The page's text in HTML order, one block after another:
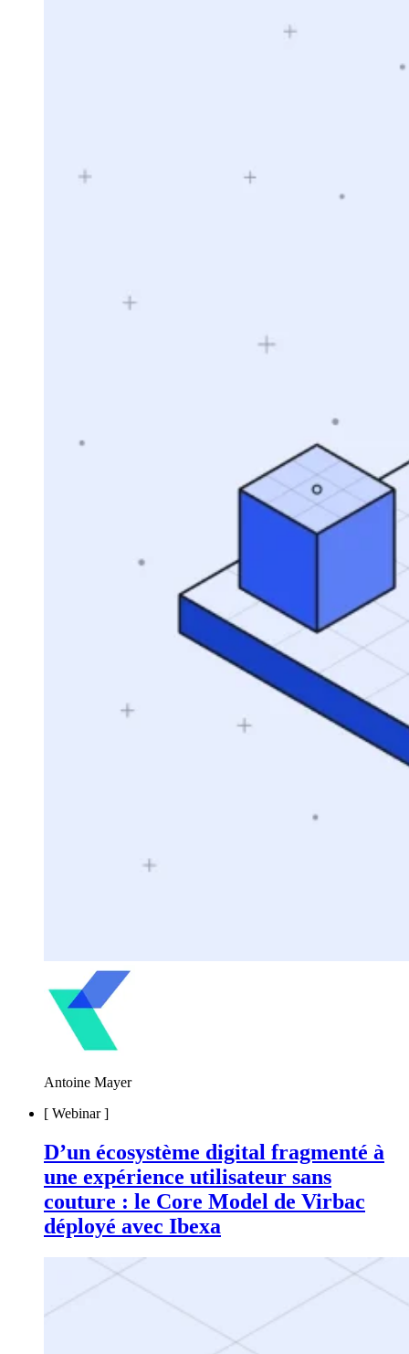
Antoine Mayer
[ Webinar]
D’un écosystème digital fragmenté à
une expérience utilisateur sans
couture : le Core Model de Virbac
déployé avec Ibexa